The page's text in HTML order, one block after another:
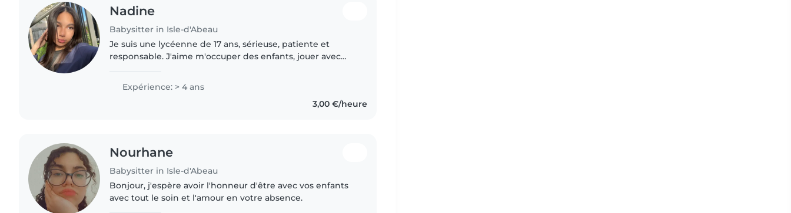
Nadine
Babysitter in Isle-d'Abeau
Je suis une lycéenne de 17 ans, sérieuse, patiente et
responsable. J'aime m'occuper des enfants, jouer avec
être. Grâce à..
Expérience: > 4 ans
3,00 €/heure
Nourhane
Babysitter in Isle-d'Abeau
Bonjour, j'espère avoir l'honneur d'être avec vos enfants
avec tout le soin et l'amour en votre absence.